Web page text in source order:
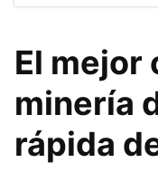
El mejor
minería
rápida